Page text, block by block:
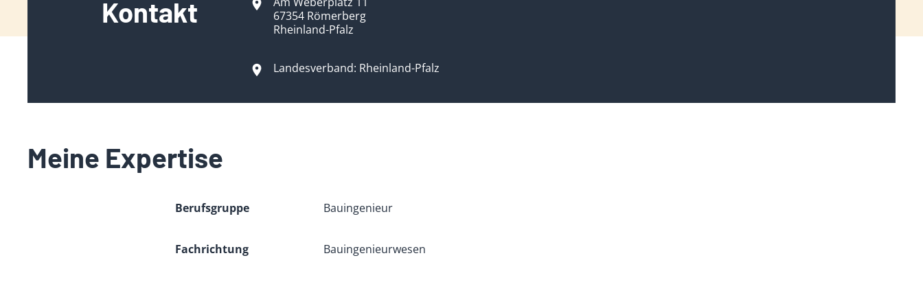
Kontakt
67354 Römerberg
Rheinland-Pfalz
Landesverband: Rheinland-Pfalz
Meine Expertise
Berufsgruppe Bauingenieur
Fachrichtung Bauingenieurwesen